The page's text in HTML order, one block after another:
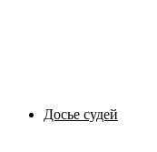
Досье судей